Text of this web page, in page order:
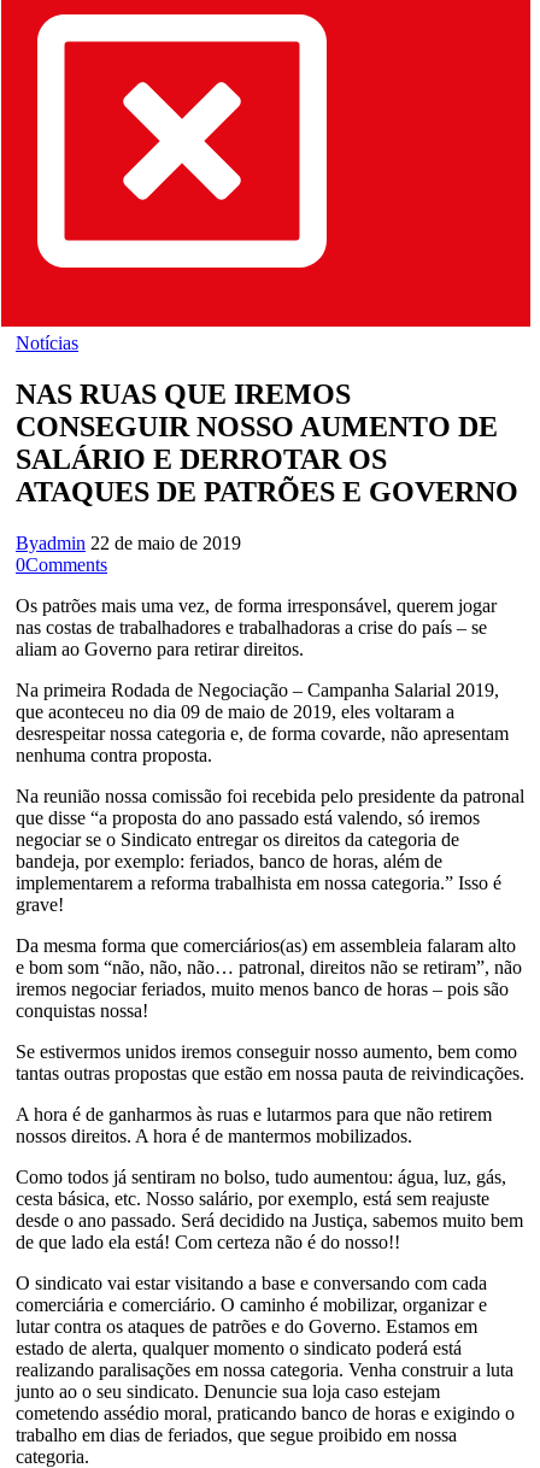
Notícias
NAS RUAS QUE IREMOS
CONSEGUIR NOSSO AUMENTO DE
SALÁRIO E DERROTAR OS
ATAQUES DE PATRÕES E GOVERNO
Byadmin 22 de maio de 2019
0Comments
Os patrões mais uma vez, de forma irresponsável, querem jogar
nas costas de trabalhadores e trabalhadoras a crise do país – se
aliam ao Governo para retirar direitos.
Na primeira Rodada de Negociação – Campanha Salarial 2019,
que aconteceu no dia 09 de maio de 2019, eles voltaram a
desrespeitar nossa categoria e, de forma covarde, não apresentam
nenhuma contra proposta.
Na reunião nossa comissão foi recebida pelo presidente da patronal
que disse “a proposta do ano passado está valendo, só iremos
negociar se o Sindicato entregar os direitos da categoria de
bandeja, por exemplo: feriados, banco de horas, além de
implementarem a reforma trabalhista em nossa categoria.” Isso é
grave!
Da mesma forma que comerciários(as) em assembleia falaram alto
e bom som “não, não, não… patronal, direitos não se retiram”, não
iremos negociar feriados, muito menos banco de horas – pois são
conquistas nossa!
Se estivermos unidos iremos conseguir nosso aumento, bem como
tantas outras propostas que estão em nossa pauta de reivindicações.
A hora é de ganharmos às ruas e lutarmos para que não retirem
nossos direitos. A hora é de mantermos mobilizados.
Como todos já sentiram no bolso, tudo aumentou: água, luz, gás,
cesta básica, etc. Nosso salário, por exemplo, está sem reajuste
desde o ano passado. Será decidido na Justiça, sabemos muito bem
de que lado ela está! Com certeza não é do nosso!!
O sindicato vai estar visitando a base e conversando com cada
comerciária e comerciário. O caminho é mobilizar, organizar e
lutar contra os ataques de patrões e do Governo. Estamos em
estado de alerta, qualquer momento o sindicato poderá está
realizando paralisações em nossa categoria. Venha construir a luta
junto ao o seu sindicato. Denuncie sua loja caso estejam
cometendo assédio moral, praticando banco de horas e exigindo o
trabalho em dias de feriados, que segue proibido em nossa
categoria.